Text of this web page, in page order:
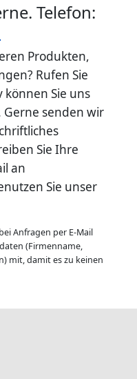
Telefon:
Produkten,
Rufen Sie
Sie uns
Gerne senden wir
Sie Ihre
an
Sie unser
Anfragen per E-Mail
(Firmenname,
mit, damit es zu keinen